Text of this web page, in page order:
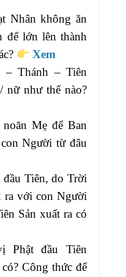
Nhân không ăn
để lớn lên thành
Xem
– Thánh – Tiên
nữ như thế nào?
Mẹ để Ban
Người từ đâu
Tiên, do Trời
ra với con Người
Sản xuất ra có
Phật đầu Tiên
Công thức để